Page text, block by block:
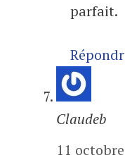
parfait.
Claudeb
11